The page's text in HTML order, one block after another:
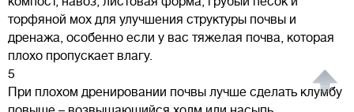
торфяной мох для улучшения структуры почвы и
дренажа, особенно если у вас тяжелая почва, которая
плохо пропускает влагу.
5
При плохом дренировании почвы лучше сделать клумбу